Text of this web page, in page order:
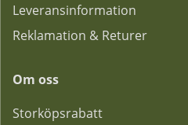
Leveransinformation
Reklamation & Returer
Om oss
Storköpsrabatt